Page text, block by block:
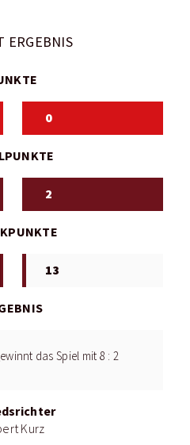
ERGEBNIS
0
2
13
das Spiel mit 8 : 2
Kurz